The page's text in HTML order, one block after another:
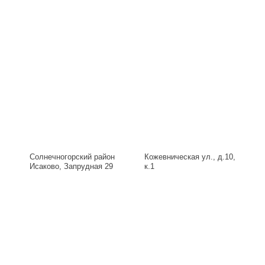
Солнечногорский район
Исаково, Запрудная 29
Кожевническая ул., д.10,
к.1